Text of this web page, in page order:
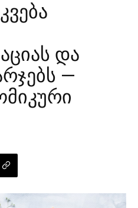
და
—